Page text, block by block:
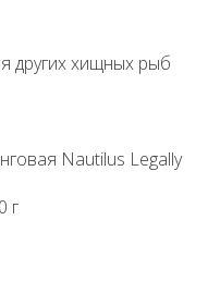
других хищных рыб
Nautilus Legally
г